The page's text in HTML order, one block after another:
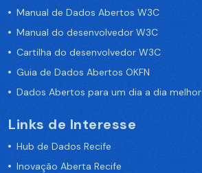
Manual de Dados Abertos W3C
Manual do desenvolvedor W3C
Cartilha do desenvolvedor W3C
Guia de Dados Abertos OKFN
Dados Abertos para um dia a dia melhor
Links de Interesse
Hub de Dados Recife
Inovação Aberta Recife